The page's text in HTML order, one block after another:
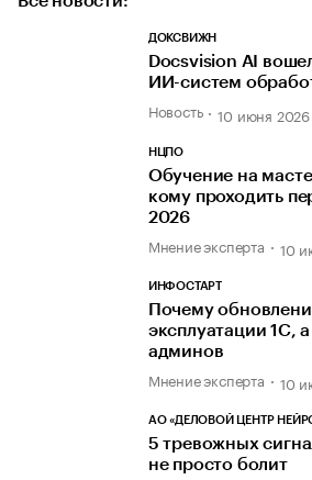
ДОКСВИЖН
Docsvision AI
ИИ-систем
Новость 10 июня 2026
НЦПО
Обучение на
кому проходить
2026
Мнение эксперта 10
ИНФОСТАРТ
Почему
эксплуатации 1С,
админов
Мнение эксперта 10
АО «ДЕЛОВОЙ ЦЕНТР
5 тревожных
не просто болит